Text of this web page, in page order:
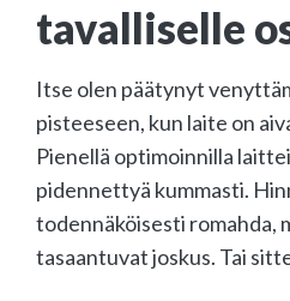
tavalliselle
Itse olen päätynyt
pisteeseen, kun laite on
Pienellä optimoinnilla
pidennettyä kummasti.
todennäköisesti romahda,
tasaantuvat joskus. Tai